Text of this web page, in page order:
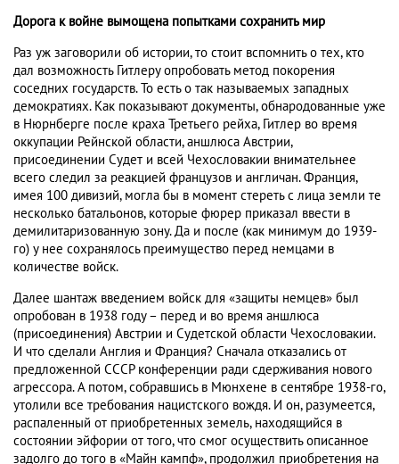
Дорога к войне вымощена попытками сохранить мир
Раз уж заговорили об истории, то стоит вспомнить о тех, кто
дал возможность Гитлеру опробовать метод покорения
соседних государств. То есть о так называемых западных
демократиях. Как показывают документы, обнародованные уже
в Нюрнберге после краха Третьего рейха, Гитлер во время
оккупации Рейнской области, аншлюса Австрии,
присоединении Судет и всей Чехословакии внимательнее
всего следил за реакцией французов и англичан. Франция,
имея 100 дивизий, могла бы в момент стереть с лица земли те
несколько батальонов, которые фюрер приказал ввести в
демилитаризованную зону. Да и после (как минимум до 1939-
го) у нее сохранялось преимущество перед немцами в
количестве войск.
Далее шантаж введением войск для «защиты немцев» был
опробован в 1938 году – перед и во время аншлюса
(присоединения) Австрии и Судетской области Чехословакии.
И что сделали Англия и Франция? Сначала отказались от
предложенной СССР конференции ради сдерживания нового
агрессора. А потом, собравшись в Мюнхене в сентябре 1938-го,
утолили все требования нацистского вождя. И он, разумеется,
распаленный от приобретенных земель, находящийся в
состоянии эйфории от того, что смог осуществить описанное
задолго до того в «Майн кампф», продолжил приобретения на